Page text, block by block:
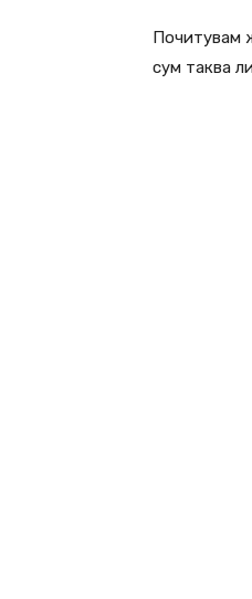
Почитувам
сум таква